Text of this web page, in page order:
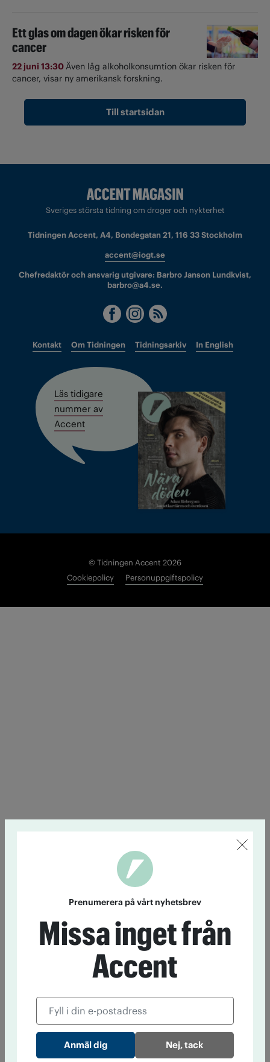
Ett glas om dagen ökar risken för
cancer
22 juni 13:30Även låg alkoholkonsumtion ökar risken för
cancer, visar ny amerikansk forskning.
Till startsidan
Sveriges största tidning om droger och nykterhet
Tidningen Accent, A4, Bondegatan 21, 116 33 Stockholm
accent@iogt.se
Chefredaktör och ansvarig utgivare: Barbro Janson Lundkvist,
barbro@a4.se.
Kontakt Om Tidningen Tidningsarkiv In English
Läs tidigare
nummer av
Accent
© Tidningen Accent 2026
Cookiepolicy
Personuppgiftspolicy
Prenumerera på vårt nyhetsbrev
Missa inget från
Accent
Nej, tack